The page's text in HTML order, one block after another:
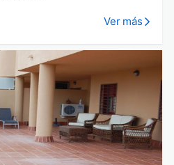
Ver más